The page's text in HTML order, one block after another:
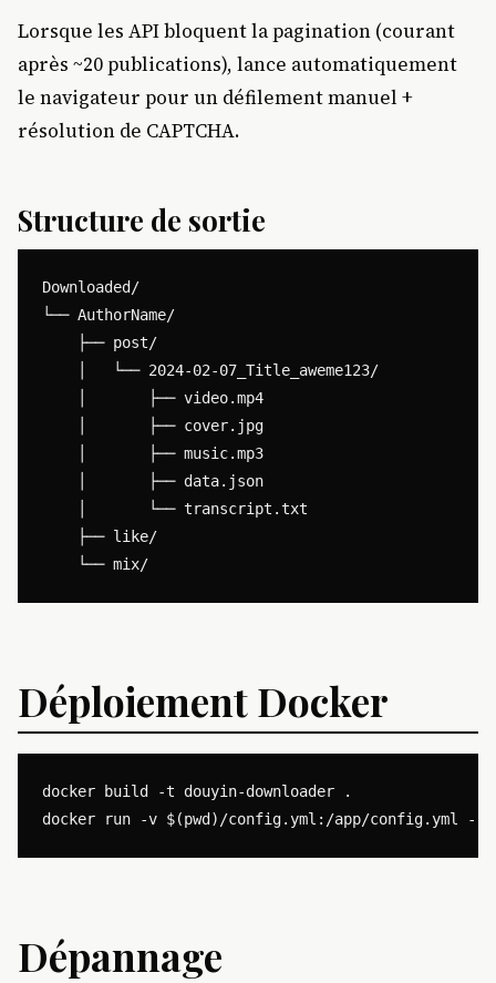
Lorsque les API bloquent la pagination (courant
après ~20 publications), lance automatiquement
le navigateur pour un défilement manuel +
résolution de CAPTCHA.
Structure de sortie
Downloaded/
└── AuthorName/
    ├── post/
    │   └── 2024-02-07_Title_aweme123/
    │       ├── video.mp4
    │       ├── cover.jpg
    │       ├── music.mp3
    │       ├── data.json
    │       └── transcript.txt
    ├── like/
Déploiement Docker
docker build -t douyin-downloader .
Dépannage